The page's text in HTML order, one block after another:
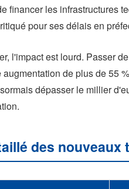
financer les infrastructures
pour ses délais en
l'impact est lourd. Passer
de plus de 55
dépasser le millier
des nouveaux